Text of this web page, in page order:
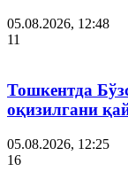
05.08.2026, 12:48
11
Тошкентда
оқизилгани
05.08.2026, 12:25
16